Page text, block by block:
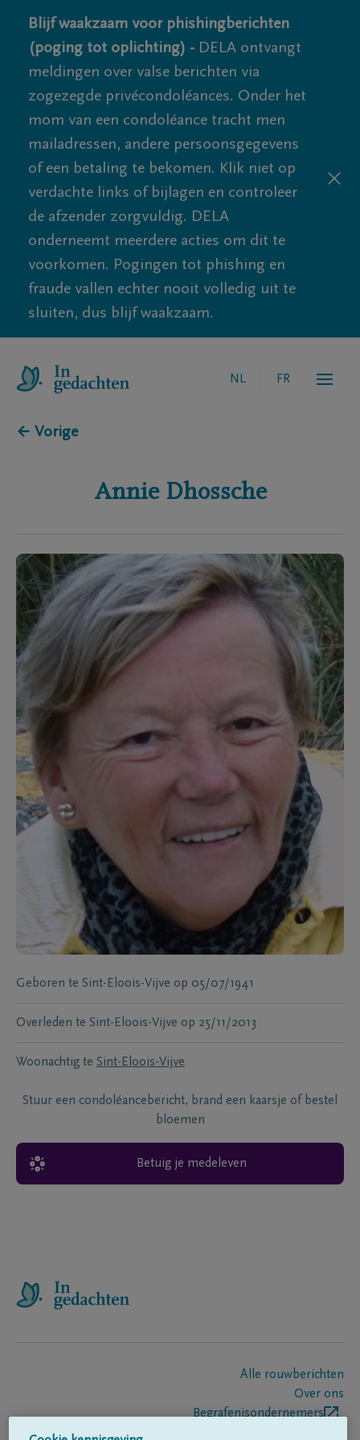
Blijf waakzaam voor phishingberichten
(poging tot oplichting) - DELA ontvangt
meldingen over valse berichten via
zogezegde privécondoléances. Onder het
mom van een condoléance tracht men
mailadressen, andere persoonsgegevens
of een betaling te bekomen. Klik niet op
verdachte links of bijlagen en controleer
de afzender zorgvuldig. DELA
onderneemt meerdere acties om dit te
voorkomen. Pogingen tot phishing en
fraude vallen echter nooit volledig uit te
sluiten, dus blijf waakzaam.
NL FR
← Vorige
Annie Dhossche
Geboren te Sint-Eloois-Vijve op 05/07/1941
Overleden te Sint-Eloois-Vijve op 25/11/2013
Woonachtig te Sint-Eloois-Vijve
Stuur een condoléancebericht, brand een kaarsje of bestel
bloemen
Betuig je medeleven
Alle rouwberichten
Over ons
Begrafenisondernemers